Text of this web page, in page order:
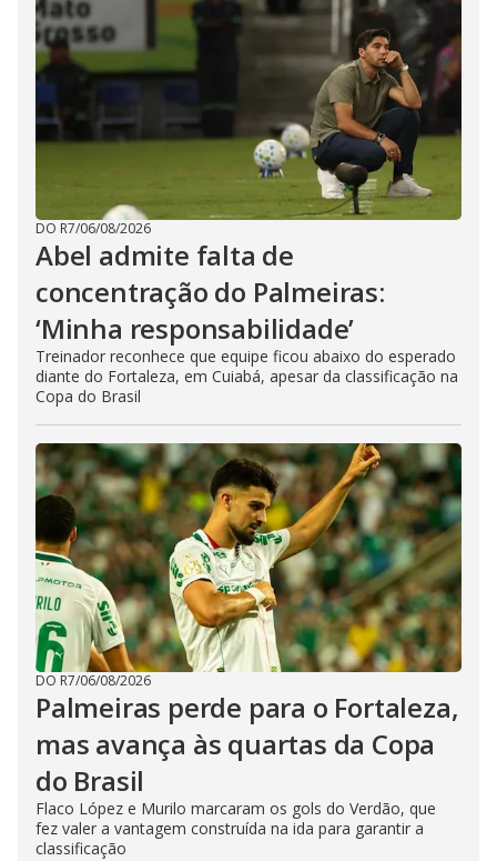
DO R7/06/08/2026
Abel admite falta de
concentração do Palmeiras:
‘Minha responsabilidade’
Treinador reconhece que equipe ficou abaixo do esperado
diante do Fortaleza, em Cuiabá, apesar da classificação na
Copa do Brasil
DO R7/06/08/2026
Palmeiras perde para o Fortaleza,
mas avança às quartas da Copa
do Brasil
Flaco López e Murilo marcaram os gols do Verdão, que
fez valer a vantagem construída na ida para garantir a
classificação